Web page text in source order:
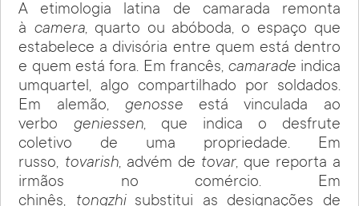
A etimologia latina de camarada remonta
à camera, quarto ou abóboda, o espaço que
estabelece a divisória entre quem está dentro
e quem está fora. Em francês, camarade indica
umquartel, algo compartilhado por soldados.
Em alemão, genosse está vinculada ao
verbo geniessen, que indica o desfrute
coletivo de uma propriedade. Em
russo, tovarish, advém de tovar, que reporta a
irmãos no comércio. Em
chinês, tongzhisubstitui as designações de